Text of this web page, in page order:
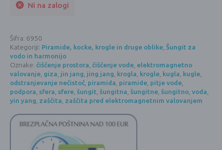
Ni na zalogi
Šifra: 6950
Kategoriji: Piramide, kocke, krogle in druge oblike Šungit za
vodo in harmonijo
Oznake: čiščenje prostora čiščenje vode elektromagnetno
valovanje giza jin jang jing jang krogla krogle kugla kugle
odstranjevanje nečistoč piramida piramide pitje vode
podpora sfera sfere šungit šungitna šungitne šungitno voda
yin yang zaščita zaščita pred elektromagnetnim valovanjem